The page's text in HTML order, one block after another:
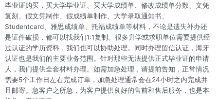
毕业证购买，买大学毕业证、买大学成绩单、修改成绩单分数、文凭
复刻、假文凭制作、假成绩单制作、大学录取通知书、
Studentcard、雅思成绩单、托福成绩单等材料，不论是遗失补办还
是证件破损，都可以找我们1:1复制。很多升学或求职单位需要提供经
过认证的学历资料，我们也可以协助处理。同时办理留信认证，海牙
认证也是我们的主要业务范围。针对那些无法提供正式毕业证的申请
人，我们提供全套材料办理。如需加急处理，请提前告知，正常情况
需要5个工作日左右完成订单，加急处理通常会在24小时之内完成并
且邮寄。急客户之所急，为客户提供良好的售前和售后服务，也是本